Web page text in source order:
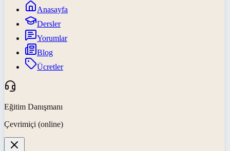
Anasayfa
Dersler
Yorumlar
Blog
Ücretler
Eğitim Danışmanı
Çevrimiçi (online)